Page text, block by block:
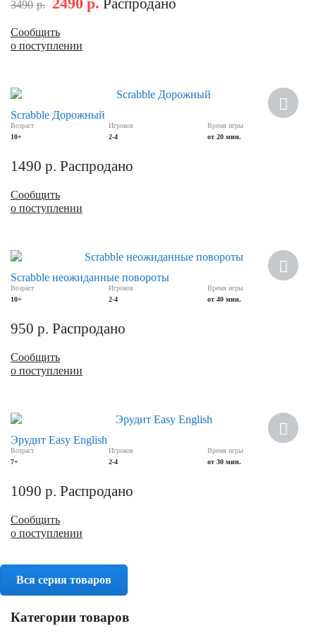
3490 р. Распродано
Сообщить
о поступлении
Scrabble Дорожный
Возраст
10+
Игроков
2-4
Время игры
от 20 мин.
1490 р. Распродано
Сообщить
о поступлении
Scrabble неожиданные повороты
Возраст
10+
Игроков
2-4
Время игры
от 40 мин.
950 р. Распродано
Сообщить
о поступлении
Эрудит Easy English
Возраст
7+
Игроков
2-4
Время игры
от 30 мин.
1090 р. Распродано
Сообщить
о поступлении
Вся серия товаров
Категории товаров